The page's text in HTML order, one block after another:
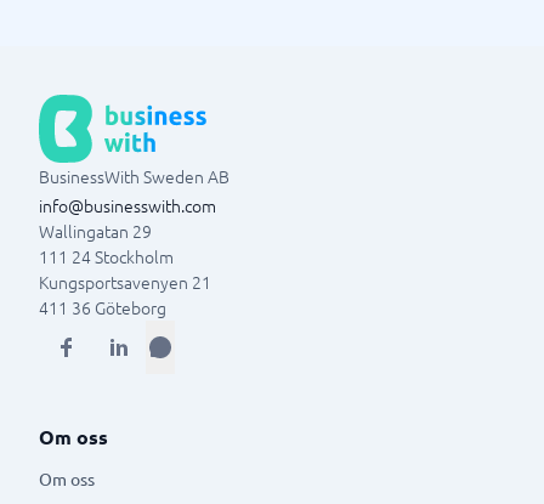
BusinessWith Sweden AB
info@businesswith.com
Wallingatan 29
111 24Stockholm
Kungsportsavenyen 21
411 36 Göteborg
Om oss
Om oss